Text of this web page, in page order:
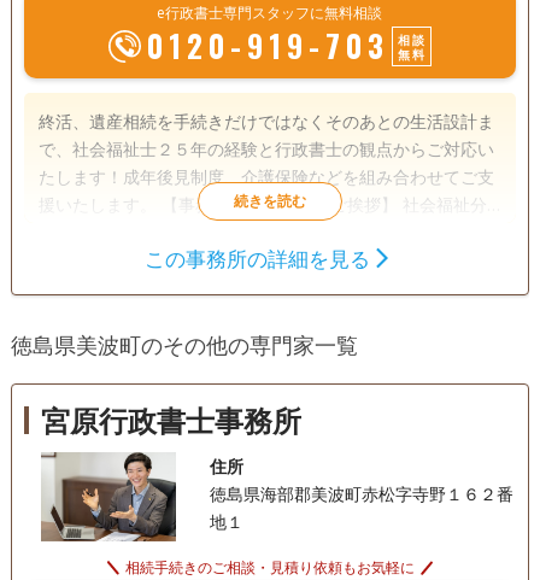
e行政書士専門スタッフに無料相談
0120-919-703
相談
無料
終活、遺産相続を手続きだけではなくそのあとの生活設計ま
で、社会福祉士２５年の経験と行政書士の観点からご対応い
たします！成年後見制度、介護保険などを組み合わせてご支
援いたします。 【事務所開設の経緯とご挨拶】 社会福祉分
緒にお仕事をしながら仕事をしてきました。もう一歩踏み込
わたり医療・介護福祉の現場に携わってきた経験と、福祉に
で、人生のさまざまなステージで直面する不安や課題に、丁
寧に寄り添いながらサポートいたします。 遺言書や任意後見
制度のご相談、法人設立や運営支援、福祉サービスに関する
申請手続き、さらに各種許認可申請にも対応いたします。 ご
家族の将来や地域社会の在り方を見据えたアドバイスと実務
支援を通じて、ご相談者様の想いをかたちにするお手伝いを
遺産分割
事業承継
相続人調査
電話相談可 訪問可 女性スタッフ対応可
初回相談無料 18時以降相談可
事務所面談可
この事務所の詳細を見る
徳島県美波町のその他の専門家一覧
宮原行政書士事務所
住所
徳島県海部郡美波町赤松字寺野１６２番
地１
相続手続きのご相談・見積り依頼もお気軽に